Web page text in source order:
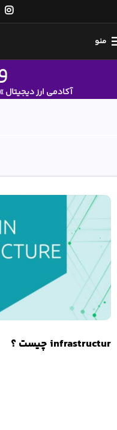
منو
آکادمی ارز دیجیتال»
infrastructur چیست ؟